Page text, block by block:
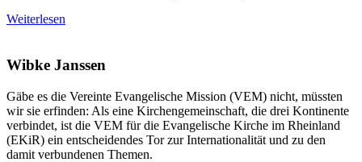
Weiterlesen
Wibke Janssen
Gäbe es die Vereinte Evangelische Mission (VEM) nicht, müssten
wir sie erfinden: Als eine Kirchengemeinschaft, die drei Kontinente
verbindet, ist die VEM für die Evangelische Kirche im Rheinland
(EKiR) ein entscheidendes Tor zur Internationalität und zu den
damit verbundenen Themen.